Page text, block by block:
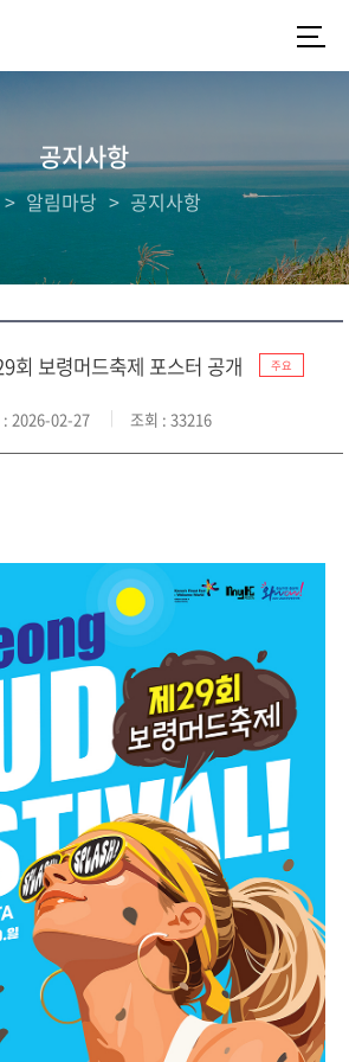
공지사항
알림마당 공지사항
회 보령머드축제 포스터 공개 주요
: 2026-02-27 조회 : 33216